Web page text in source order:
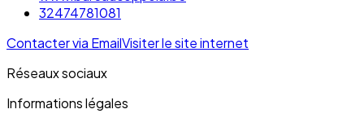
32474781081
Contacter via EmailVisiter le site internet
Réseaux sociaux
Informations légales